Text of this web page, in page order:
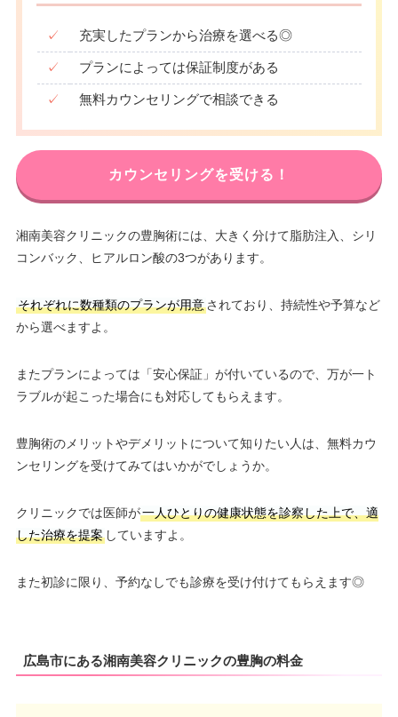
✓ 充実したプランから治療を選べる◎
✓ プランによっては保証制度がある
✓ 無料カウンセリングで相談できる
カウンセリングを受ける！
湘南美容クリニックの豊胸術には、大きく分けて脂肪注入、シリ
コンバック、ヒアルロン酸の3つがあります。
それぞれに数種類のプランが用意されており、持続性や予算など
から選べますよ。
またプランによっては「安心保証」が付いているので、万が一ト
ラブルが起こった場合にも対応してもらえます。
豊胸術のメリットやデメリットについて知りたい人は、無料カウ
ンセリングを受けてみてはいかがでしょうか。
クリニックでは医師が一人ひとりの健康状態を診察した上で、適
した治療を提案していますよ。
また初診に限り、予約なしでも診療を受け付けてもらえます◎
広島市にある湘南美容クリニックの豊胸の料金